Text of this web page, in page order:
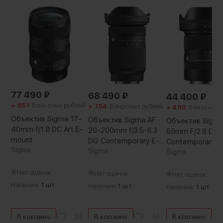
Диаметр резьбы на объективе:
72 мм
80 × 80 × 92 мм
Вес без упаковки:
484 г
Артикул производителя:
AF 85/1.8 II XF
Страна-производитель:
Китай
Вес с упаковкой:
819 г
77 490 ₽
+ 851 Бонусных рублей
Объектив Sigma 17-
40mm f/1.8 DC Art E-
mount
Sigma
Нет оценок
Наличие: 1 шт.
В корзину
68 490 ₽
+ 754 Бонусных рублей
Объектив Sigma AF
20-200mm f/3.5-6.3
DG Contemporary E-
mount
Sigma
Нет оценок
Наличие: 1 шт.
В корзину
44 400 ₽
+ 490 Бонусных
Объектив
50mm F/2.8 DC
Contemporary
Sigma
Нет оценок
Наличие: 1 шт.
В корзину